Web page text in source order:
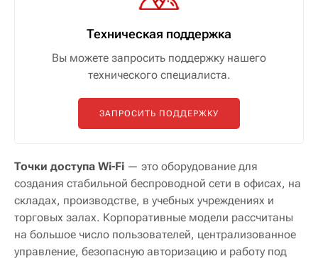
Техническая поддержка
Вы можете запросить поддержку нашего
технического специалиста.
ЗАПРОСИТЬ ПОДДЕРЖКУ
Точки доступа Wi-Fi — это оборудование для
создания стабильной беспроводной сети в офисах, на
складах, производстве, в учебных учреждениях и
торговых залах. Корпоративные модели рассчитаны
на большое число пользователей, централизованное
управление, безопасную авторизацию и работу под